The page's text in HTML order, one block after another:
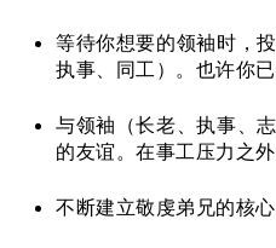
等待你想要的领袖时，
执事、同工）。也许你已
与领袖（长老、执事、
的友谊。在事工压力之外
不断建立敬虔弟兄的核心